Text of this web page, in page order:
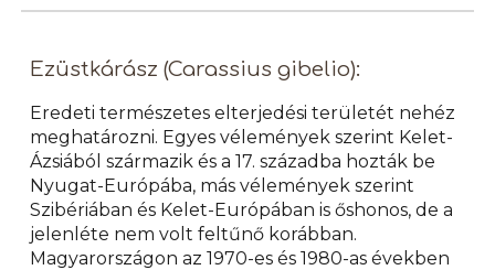
Ezüstkárász (Carassius gibelio):
Eredeti természetes elterjedési területét nehéz
meghatározni. Egyes vélemények szerint Kelet-
Ázsiából származik és a 17. századba hozták be
Nyugat-Európába, más vélemények szerint
Szibériában és Kelet-Európában is őshonos, de a
jelenléte nem volt feltűnő korábban.
Magyarországon az 1970-es és 1980-as években